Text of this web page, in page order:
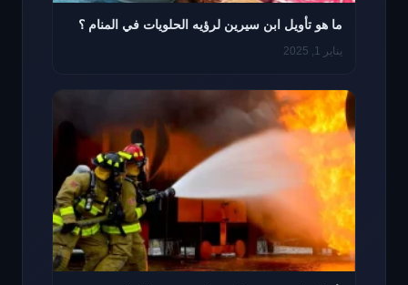
ما هو تأويل ابن سيرين لرؤيه الحلويات في المنام ؟
يناير 1, 2025